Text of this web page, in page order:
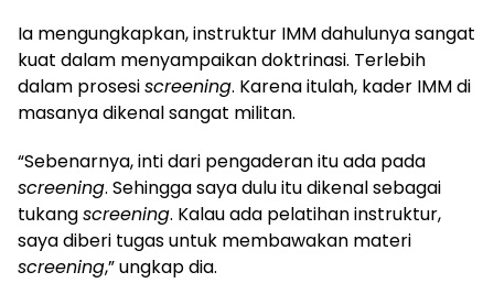
Ia mengungkapkan, instruktur IMM dahulunya sangat
kuat dalam menyampaikan doktrinasi. Terlebih
dalam prosesiscreening. Karena itulah, kader IMM di
masanya dikenal sangat militan.
“Sebenarnya, inti dari pengaderan itu ada pada
screening. Sehingga saya dulu itu dikenal sebagai
tukangscreening. Kalau ada pelatihan instruktur,
saya diberi tugas untuk membawakan materi
screening,” ungkap dia.